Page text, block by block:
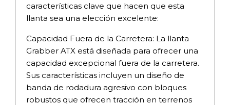
características clave que hacen que esta
llanta sea una elección excelente:
Capacidad Fuera de la Carretera: La llanta
Grabber ATX está diseñada para ofrecer una
capacidad excepcional fuera de la carretera.
Sus características incluyen un diseño de
banda de rodadura agresivo con bloques
robustos que ofrecen tracción en terrenos